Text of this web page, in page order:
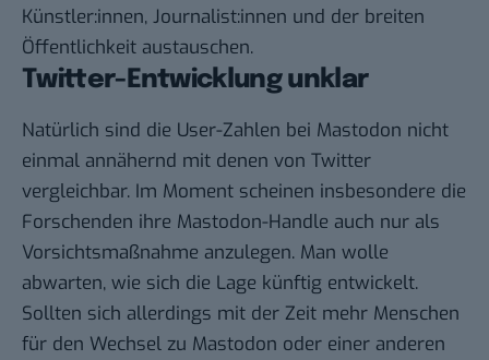
Künstler:innen, Journalist:innen und der breiten
Öffentlichkeit austauschen.
Twitter-Entwicklung unklar
Natürlich sind die User-Zahlen bei Mastodon nicht
einmal annähernd mit denen von Twitter
vergleichbar. Im Moment scheinen insbesondere die
Forschenden ihre Mastodon-Handle auch nur als
Vorsichtsmaßnahme anzulegen. Man wolle
abwarten, wie sich die Lage künftig entwickelt.
Sollten sich allerdings mit der Zeit mehr Menschen
für den Wechsel zu Mastodon oder einer anderen